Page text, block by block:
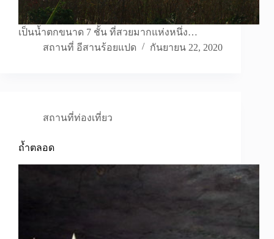
เป็นน้ำตกขนาด 7 ชั้น ที่สวยมากแห่งหนึ่ง…
สถานที่ อีสานร้อยแปด
กันยายน 22, 2020
สถานที่ท่องเที่ยว
ถ้ำตลอด